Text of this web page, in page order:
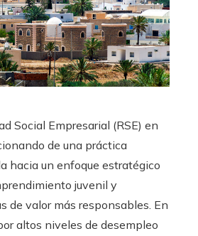
Social Empresarial (RSE) en
de una práctica
hacia un enfoque estratégico
juvenil y
de valor más responsables. En
altos niveles de desempleo